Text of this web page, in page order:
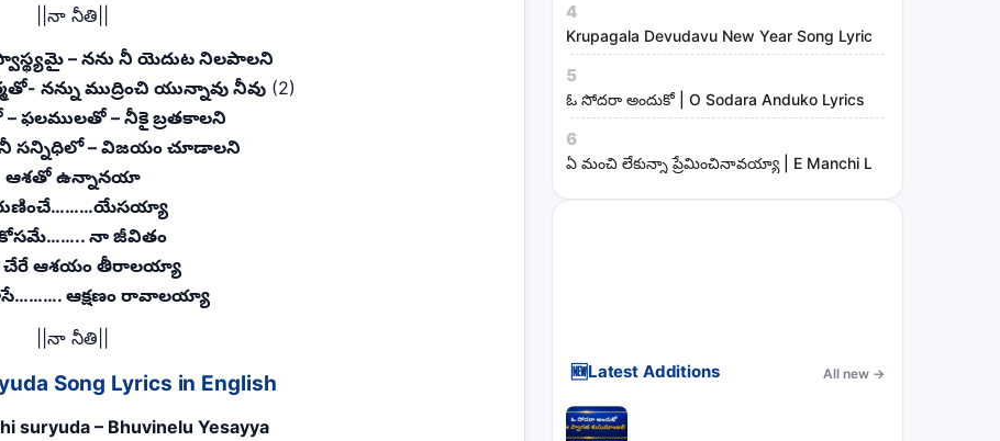
||నా నీతి||
– నను నీ యెదుట నిలపాలని
నన్ను ముద్రించి యున్నావు నీవు (2)
ఫలములతో – నీకై బ్రతకాలని
నీ సన్నిధిలో – విజయం చూడాలని
ఆశతో ఉన్నానయా
నా జీవితం
చేరే ఆశయం తీరాలయ్యా
ఆక్షణం రావాలయ్యా
||నా నీతి||
Song Lyrics in English
suryuda – Bhuvinelu Yesayya
4
Krupagala Devudavu New Year Song Lyrics
5
ఓ సోదరా అందుకో | O Sodara Anduko Lyrics
6
ఏ మంచి లేకున్నా ప్రేమించినావయ్యా | E Manchi Lekunna
🆕Latest Additions All new →